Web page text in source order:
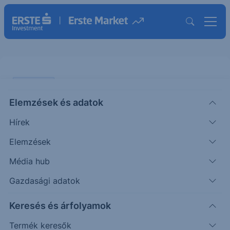
Elemzések és adatok
Hírek
Elemzések
Média hub
Gazdasági adatok
Keresés és árfolyamok
Termék keresők
dollár felett a jegyzés
Az arany ára a korrekciót követően ismét gyorsan
drágul. A hírek szerint a kínai befektetők aktívak,